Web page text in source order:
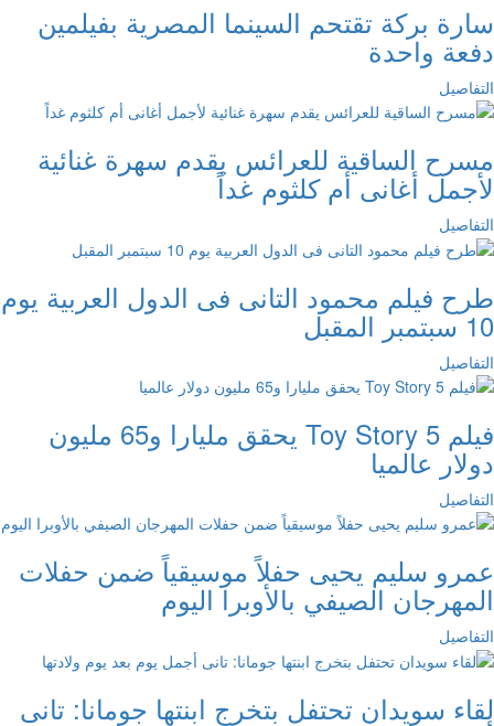
سارة بركة تقتحم السينما المصرية بفيلمين
دفعة واحدة
التفاصيل
مسرح الساقية للعرائس يقدم سهرة غنائية
لأجمل أغانى أم كلثوم غداً
التفاصيل
طرح فيلم محمود التانى فى الدول العربية يوم
10 سبتمبر المقبل
التفاصيل
فيلم Toy Story 5 يحقق مليارا و65 مليون
دولار عالميا
التفاصيل
عمرو سليم يحيى حفلاً موسيقياً ضمن حفلات
المهرجان الصيفي بالأوبرا اليوم
التفاصيل
لقاء سويدان تحتفل بتخرج ابنتها جومانا: تانى